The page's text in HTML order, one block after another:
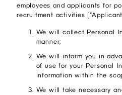
employees and applicants for
recruitment activities
We will collect Personal
manner;
We will inform you in
of use for your Personal
information within the
We will take necessary